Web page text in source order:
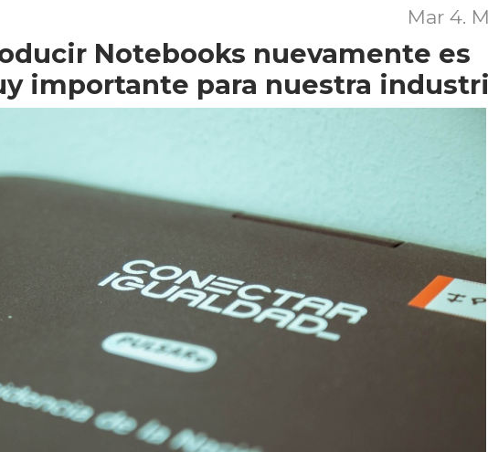
Mar 4.
Notebooks nuevamente es
importante para nuestra